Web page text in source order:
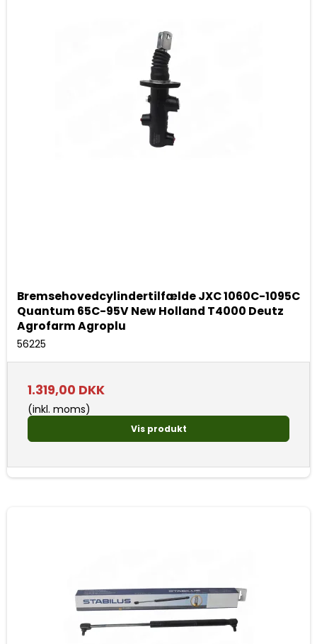
Bremsehovedcylindertilfælde JXC 1060C-1095C
Quantum 65C-95V New Holland T4000 Deutz
Agrofarm Agroplu
56225
1.319,00 DKK
(inkl. moms)
Vis produkt